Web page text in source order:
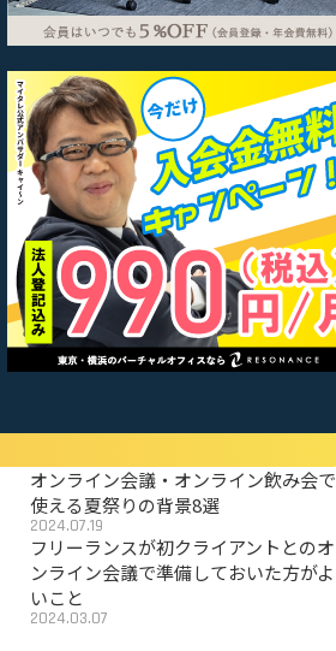
オンライン会議・オンライン飲み会で
使える夏祭りの背景8選
2024.07.19
フリーランスが初クライアントとのオ
ンライン会議で準備しておいた方がよ
いこと
2024.03.07